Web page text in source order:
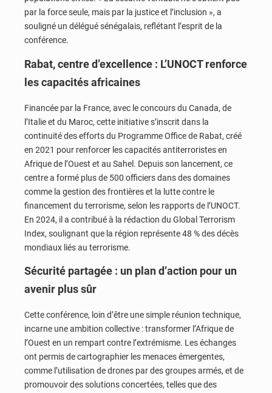
par la force seule, mais par la justice et l’inclusion », a
souligné un délégué sénégalais, reflétant l’esprit de la
conférence.
Rabat, centre d’excellence : L’UNOCT renforce
les capacités africaines
Financée par la France, avec le concours du Canada, de
l’Italie et du Maroc, cette initiative s’inscrit dans la
continuité des efforts du Programme Office de Rabat, créé
en 2021 pour renforcer les capacités antiterroristes en
Afrique de l’Ouest et au Sahel. Depuis son lancement, ce
centre a formé plus de 500 officiers dans des domaines
comme la gestion des frontières et la lutte contre le
financement du terrorisme, selon les rapports de l’UNOCT.
En 2024, il a contribué à la rédaction du Global Terrorism
Index, soulignant que la région représente 48 % des décès
mondiaux liés au terrorisme.
Sécurité partagée : un plan d’action pour un
avenir plus sûr
Cette conférence, loin d’être une simple réunion technique,
incarne une ambition collective : transformer l’Afrique de
l’Ouest en un rempart contre l’extrémisme. Les échanges
ont permis de cartographier les menaces émergentes,
comme l’utilisation de drones par des groupes armés, et de
promouvoir des solutions concertées, telles que des